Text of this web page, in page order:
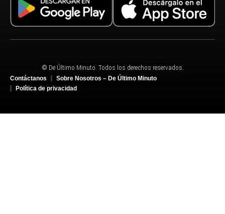
© De Último Minuto. Todos los derechos reservados.
Contáctanos
Sobre Nosotros – De Último Minuto
Política de privacidad